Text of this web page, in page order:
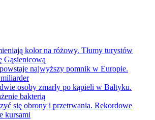
kolor na różowy. Tłumy turystów
Gąsienicową
najwyższy pomnik w Europie.
osoby zmarły po kąpieli w Bałtyku.
bakterią
się obrony i przetrwania. Rekordowe
kursami